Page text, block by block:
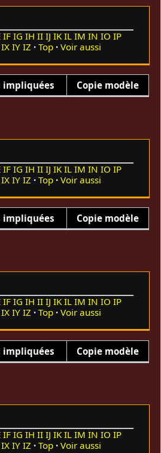
IF IG IH II IJ IK IL IM IN IO IP
IX IY IZ Top Voir aussi
impliquées Copie modèle
IF IG IH II IJ IK IL IM IN IO IP
IX IY IZ Top Voir aussi
impliquées Copie modèle
IF IG IH II IJ IK IL IM IN IO IP
IX IY IZ Top Voir aussi
impliquées Copie modèle
IF IG IH II IJ IK IL IM IN IO IP
IX IY IZ Top Voir aussi